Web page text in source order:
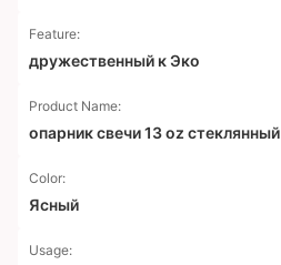
Feature:
дружественный к Эко
Product Name:
опарник свечи 13 oz стеклянный
Color:
Ясный
Usage: